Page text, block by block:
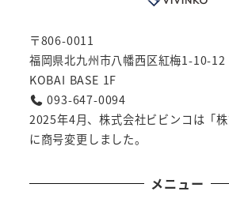
〒806-0011
福岡県北九州市八幡西区紅梅1-10-12
KOBAI BASE 1F
093-647-0094
2025年4月、株式会社ビビンコは「株
に商号変更しました。
メニュー